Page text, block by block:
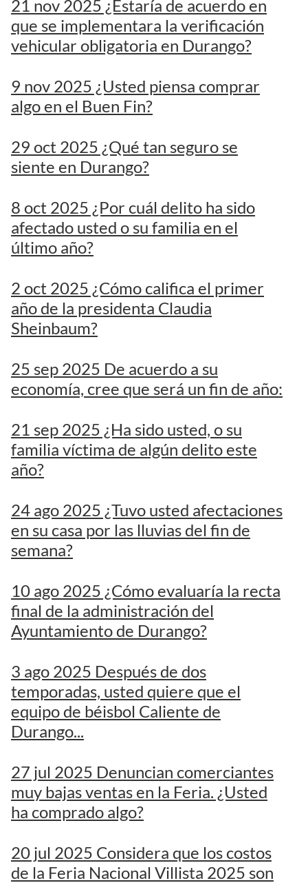
21 nov 2025 ¿Estaría de acuerdo en
que se implementara la verificación
vehicular obligatoria en Durango?
9 nov 2025 ¿Usted piensa comprar
algo en el Buen Fin?
29 oct 2025 ¿Qué tan seguro se
siente en Durango?
8 oct 2025 ¿Por cuál delito ha sido
afectado usted o su familia en el
último año?
2 oct 2025 ¿Cómo califica el primer
año de la presidenta Claudia
Sheinbaum?
25 sep 2025 De acuerdo a su
economía, cree que será un fin de año:
21 sep 2025 ¿Ha sido usted, o su
familia víctima de algún delito este
año?
24 ago 2025 ¿Tuvo usted afectaciones
en su casa por las lluvias del fin de
semana?
10 ago 2025 ¿Cómo evaluaría la recta
final de la administración del
Ayuntamiento de Durango?
3 ago 2025 Después de dos
temporadas, usted quiere que el
equipo de béisbol Caliente de
Durango...
27 jul 2025 Denuncian comerciantes
muy bajas ventas en la Feria. ¿Usted
ha comprado algo?
20 jul 2025 Considera que los costos
de la Feria Nacional Villista 2025 son